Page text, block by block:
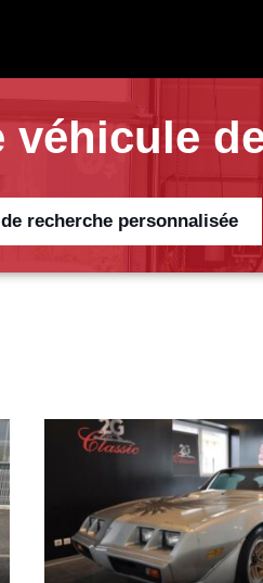
recherche personnalisée